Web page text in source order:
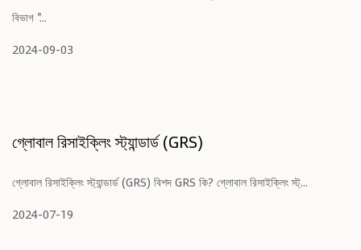
বিভাগ "...
2024-09-03
গ্লোবাল রিসাইক্লিং স্ট্যান্ডার্ড (GRS)
গ্লোবাল রিসাইক্লিং স্ট্যান্ডার্ড (GRS) বিশদ GRS কি? গ্লোবাল রিসাইক্লিং স্ট্...
2024-07-19